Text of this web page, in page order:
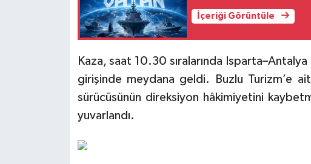
İçeriği Görüntüle
Kaza, saat 10.30 sıralarında
girişinde meydana geldi. Buzlu Turizm’e
sürücüsünün direksiyon hâkimiyetini
yuvarlandı.